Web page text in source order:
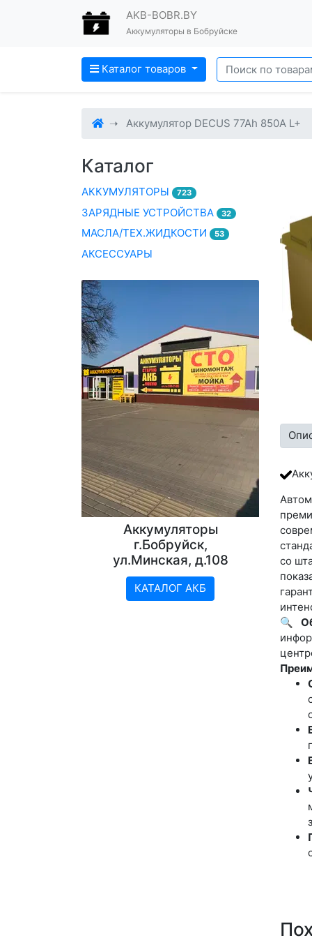
AKB-BOBR.BY
Аккумуляторы в Бобруйске
Каталог товаров
Аккумулятор DECUS 77Ah 850A L+
со
🔍
Каталог
АККУМУЛЯТОРЫ 723
ЗАРЯДНЫЕ УСТРОЙСТВА 32
МАСЛА/ТЕХ.ЖИДКОСТИ 53
АКСЕССУАРЫ
Аккумуляторы
г.Бобруйск,
ул.Минская, д.108
КАТАЛОГ АКБ